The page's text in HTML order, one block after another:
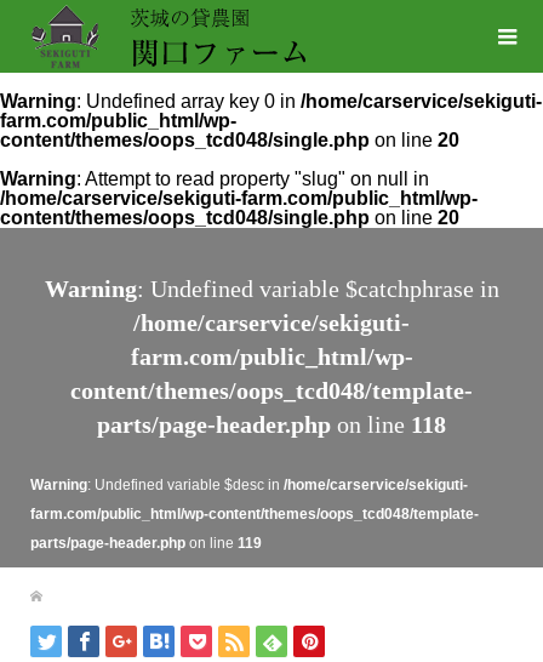
Warning: Undefined array key 0 in /home/carservice/sekiguti-
farm.com/public_html/wp-
content/themes/oops_tcd048/single.php on line 20
Warning: Attempt to read property "slug" on null in
/home/carservice/sekiguti-farm.com/public_html/wp-
content/themes/oops_tcd048/single.php on line 20
Warning: Undefined variable $catchphrase in
/home/carservice/sekiguti-
farm.com/public_html/wp-
content/themes/oops_tcd048/template-
parts/page-header.php on line 118
Warning: Undefined variable $desc in /home/carservice/sekiguti-
farm.com/public_html/wp-content/themes/oops_tcd048/template-
parts/page-header.phpon line 119